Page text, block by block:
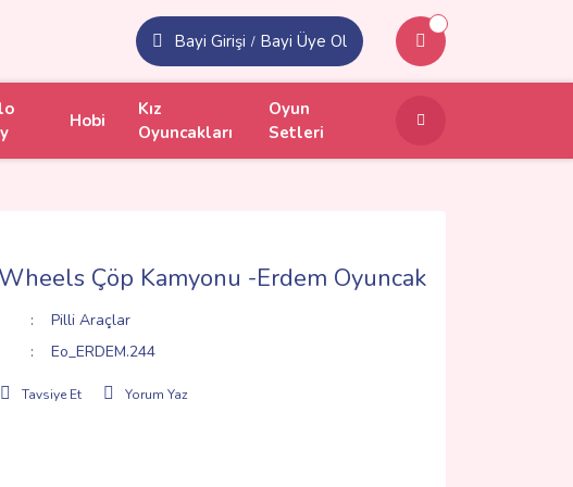
Bayi Girişi / Bayi Üye Ol
Hobi
Kız
Oyuncakları
Oyun
Setleri
Çöp Kamyonu -Erdem Oyuncak
Pilli Araçlar
Eo_ERDEM.244
Tavsiye Et Yorum Yaz